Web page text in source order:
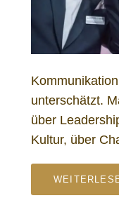
unterschätzt.
über
Kultur, über